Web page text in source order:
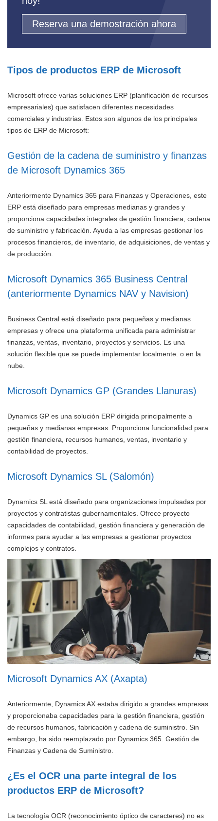
Reserva una demostración ahora
Tipos de productos ERP de Microsoft
Microsoft ofrece varias soluciones ERP (planificación de recursos
empresariales) que satisfacen diferentes necesidades
comerciales y industrias. Estos son algunos de los principales
tipos de ERP de Microsoft:
Gestión de la cadena de suministro y finanzas
de Microsoft Dynamics 365
Anteriormente Dynamics 365 para Finanzas y Operaciones, este
ERP está diseñado para empresas medianas y grandes y
proporciona capacidades integrales de gestión financiera, cadena
de suministro y fabricación. Ayuda a las empresas gestionar los
procesos financieros, de inventario, de adquisiciones, de ventas y
de producción.
Microsoft Dynamics 365 Business Central
(anteriormente Dynamics NAV y Navision)
Business Central está diseñado para pequeñas y medianas
empresas y ofrece una plataforma unificada para administrar
finanzas, ventas, inventario, proyectos y servicios. Es una
solución flexible que se puede implementar localmente. o en la
nube.
Microsoft Dynamics GP (Grandes Llanuras)
Dynamics GP es una solución ERP dirigida principalmente a
pequeñas y medianas empresas. Proporciona funcionalidad para
gestión financiera, recursos humanos, ventas, inventario y
contabilidad de proyectos.
Microsoft Dynamics SL (Salomón)
Dynamics SL está diseñado para organizaciones impulsadas por
proyectos y contratistas gubernamentales. Ofrece proyecto
capacidades de contabilidad, gestión financiera y generación de
informes para ayudar a las empresas a gestionar proyectos
complejos y contratos.
Microsoft Dynamics AX (Axapta)
Anteriormente, Dynamics AX estaba dirigido a grandes empresas
y proporcionaba capacidades para la gestión financiera, gestión
de recursos humanos, fabricación y cadena de suministro. Sin
embargo, ha sido reemplazado por Dynamics 365. Gestión de
Finanzas y Cadena de Suministro.
¿Es el OCR una parte integral de los
productos ERP de Microsoft?
La tecnología OCR (reconocimiento óptico de caracteres) no es